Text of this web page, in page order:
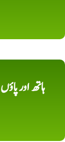
ہاتھ اور